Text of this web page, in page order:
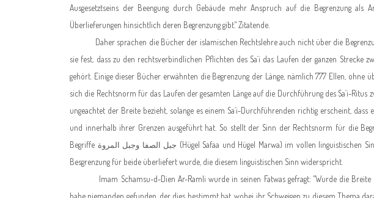
Ausgesetztseins der Beengung durch Gebäude mehr Anspruch auf die Begrenzung als
Überlieferungen hinsichtlich deren Begrenzung gibt." Zitatende.
Daher sprachen die Bücher der islamischen Rechtslehre auch nicht über die
sie fest, dass zu den rechtsverbindlichen Pflichten des Sa´i das Laufen der ganzen Strecke
gehört. Einige dieser Bücher erwähnten die Begrenzung der Länge, nämlich 777 Ellen, ohne
sich die Rechtsnorm für das Laufen der gesamten Länge auf die Durchführung des Sa´i-Ritus
ungeachtet der Breite bezieht, solange es einem Sa´i-Durchführenden richtig erscheint, dass
und innerhalb ihrer Grenzen ausgeführt hat. So stellt der Sinn der Rechtsnorm für die
Begriffe جبل الصفا وجبل المروة (Hügel Safaa und Hügel Marwa) im vollen linguistischen
Besgrenzung für beide überliefert wurde, die diesem linguistischen Sinn widerspricht.
Imam Schamsu-d-Dien Ar-Ramli wurde in seinen Fatwas gefragt: "Wurde die Breite
habe niemanden gefunden, der dies bestimmt hat, wobei ihr Schweigen zu diesem Thema